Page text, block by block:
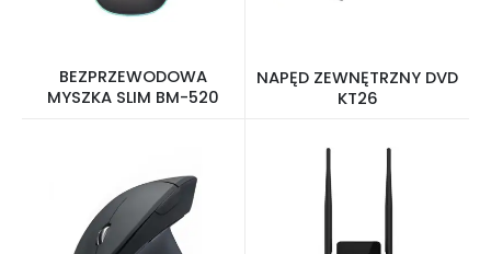
BEZPRZEWODOWA
MYSZKA SLIM BM-520
NAPĘD ZEWNĘTRZNY DVD
KT26